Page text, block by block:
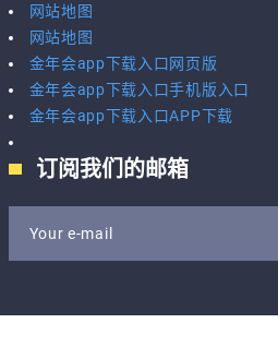
网站地图
网站地图
金年会app下载入口网页版
金年会app下载入口手机版入口
金年会app下载入口APP下载
订阅我们的邮箱
Your e-mail